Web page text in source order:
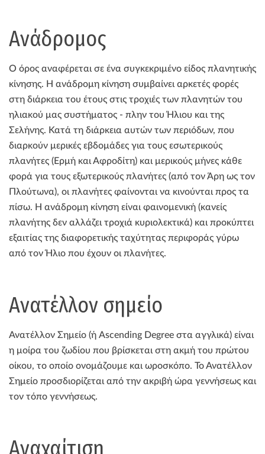
Ανάδρομος
Ο όρος αναφέρεται σε ένα συγκεκριμένο είδος πλανητικής
κίνησης. Η ανάδρομη κίνηση συμβαίνει αρκετές φορές
στη διάρκεια του έτους στις τροχιές των πλανητών του
ηλιακού μας συστήματος - πλην του Ήλιου και της
Σελήνης. Κατά τη διάρκεια αυτών των περιόδων, που
διαρκούν μερικές εβδομάδες για τους εσωτερικούς
πλανήτες (Ερμή και Αφροδίτη) και μερικούς μήνες κάθε
φορά για τους εξωτερικούς πλανήτες (από τον Άρη ως τον
Πλούτωνα), οι πλανήτες φαίνονται να κινούνται προς τα
πίσω. Η ανάδρομη κίνηση είναι φαινομενική (κανείς
πλανήτης δεν αλλάζει τροχιά κυριολεκτικά) και προκύπτει
εξαιτίας της διαφορετικής ταχύτητας περιφοράς γύρω
από τον Ήλιο που έχουν οι πλανήτες.
Ανατέλλον σημείο
Ανατέλλον Σημείο (ή Ascending Degree στα αγγλικά) είναι
η μοίρα του ζωδίου που βρίσκεται στη ακμή του πρώτου
οίκου, το οποίο ονομάζουμε και ωροσκόπο. Το Ανατέλλον
Σημείο προσδιορίζεται από την ακριβή ώρα γεννήσεως και
τον τόπο γεννήσεως.
Αναχαίτιση